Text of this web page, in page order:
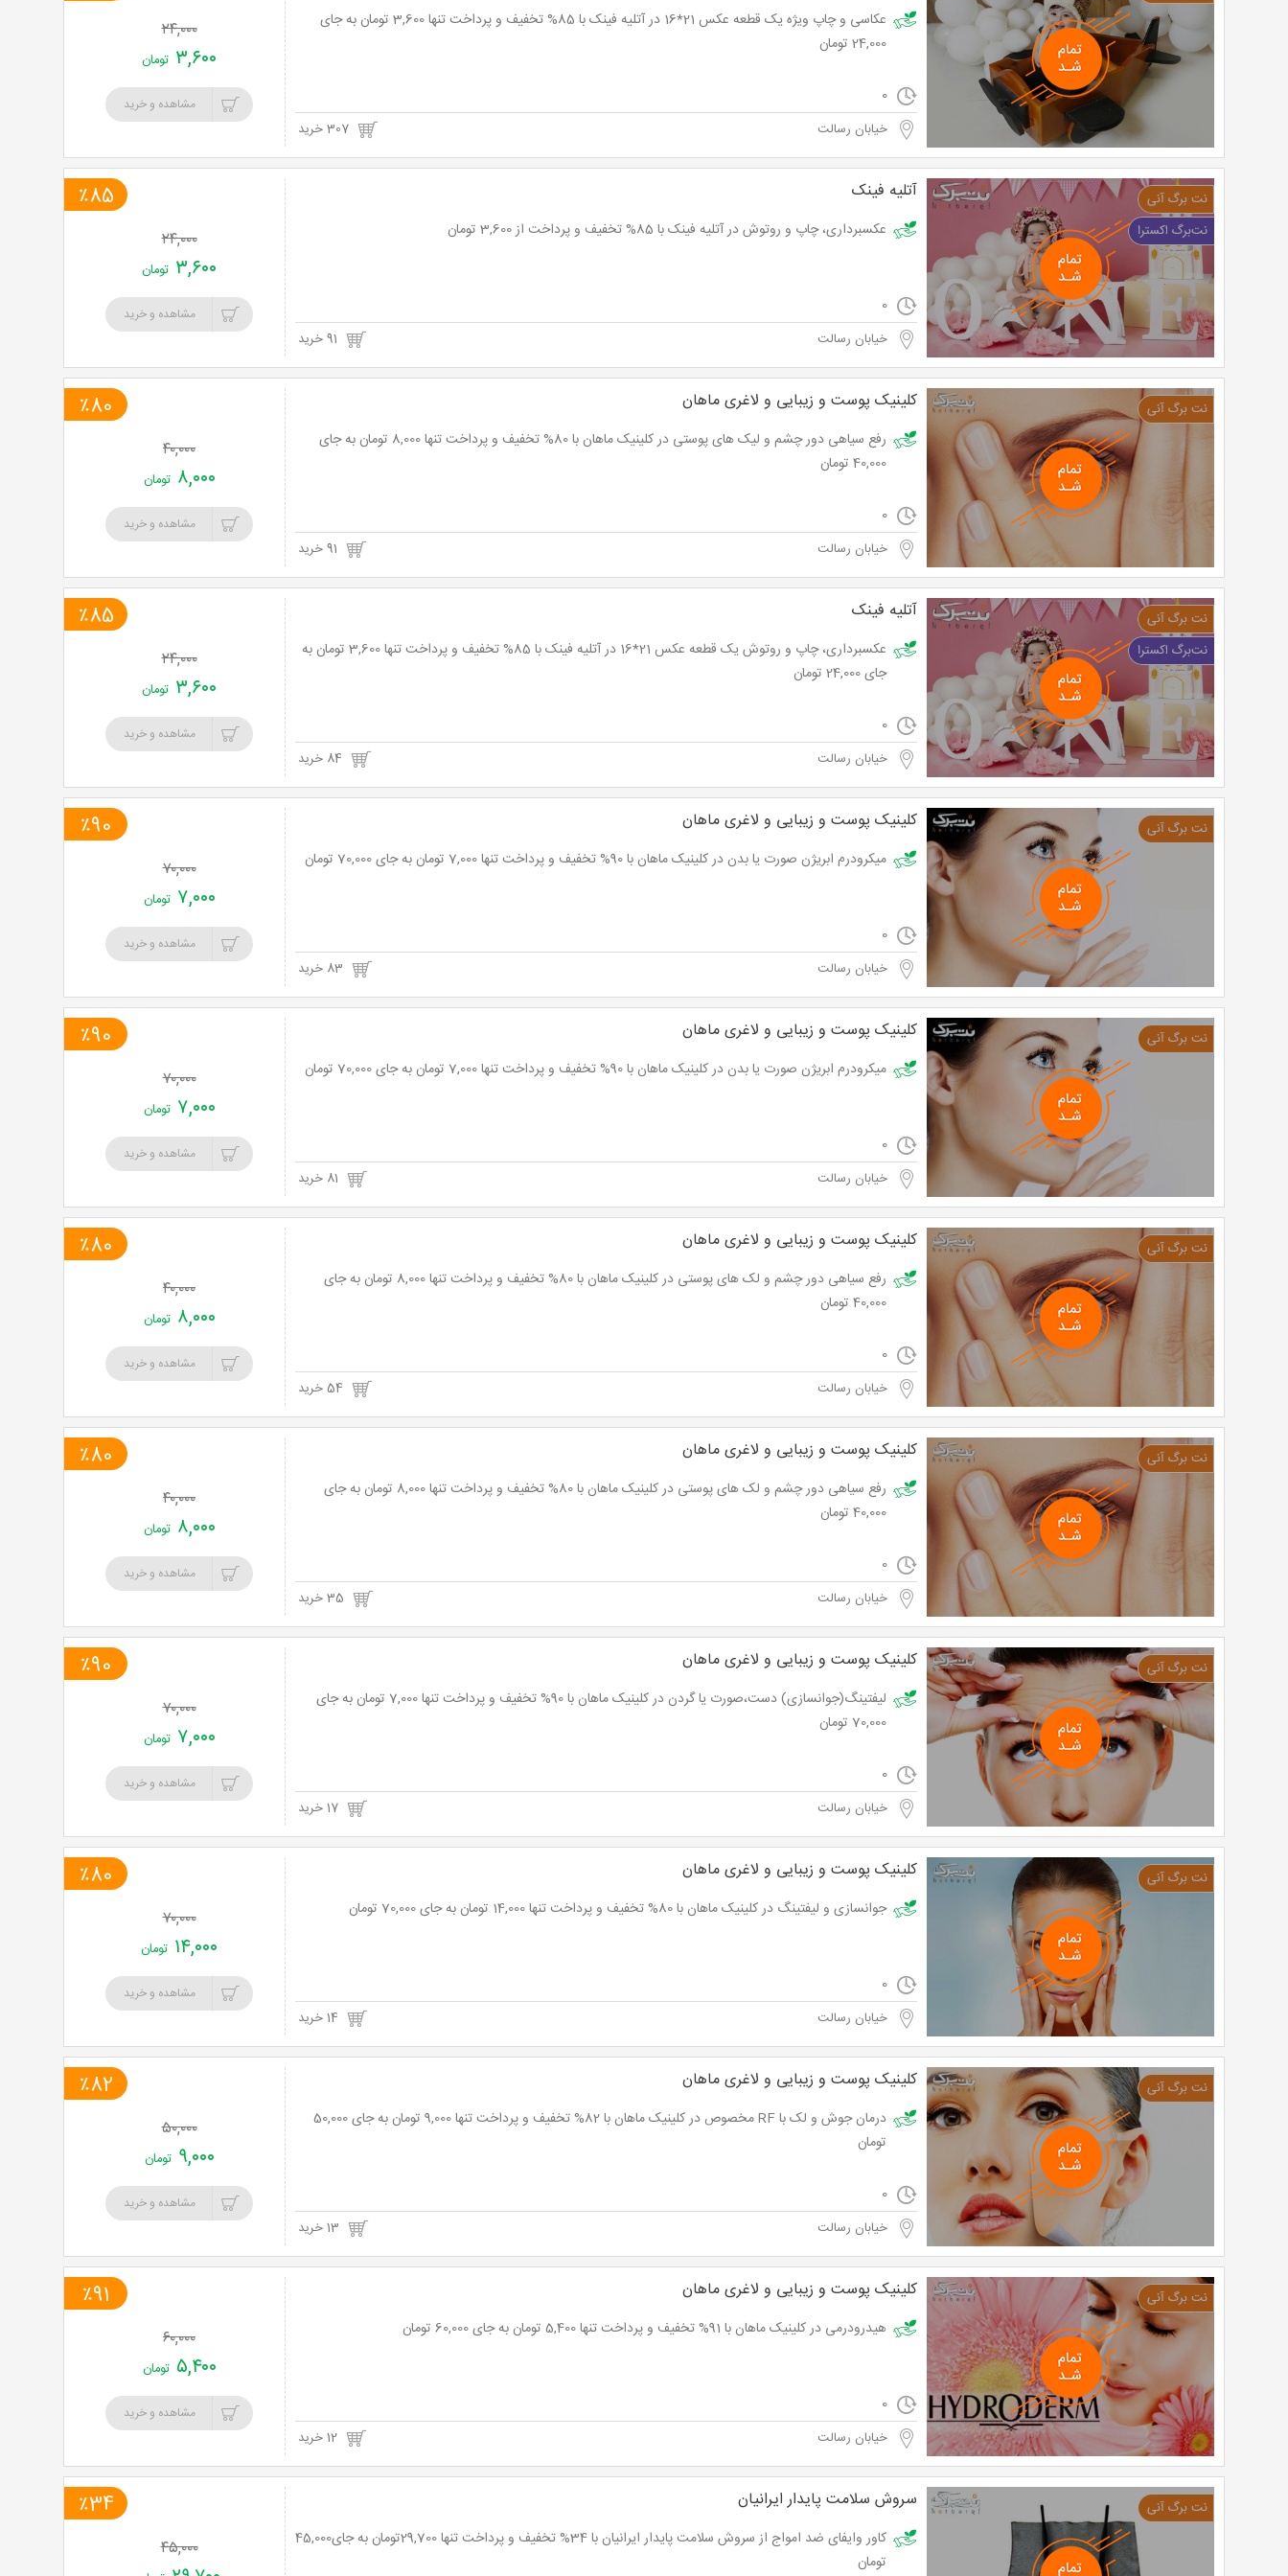
عکاسی و چاپ ویژه یک قطعه عکس 21*16 در آتلیه فینک با 85% تخفیف و پرداخت تنها 3,600 تومان به جای
24,000 تومان
0
خیابان رسالت 307 خرید
۲۴,۰۰۰
۳,۶۰۰ تومان
مشاهده و خرید
آتلیه فینک
عکسبرداری، چاپ و روتوش در آتلیه فینک با 85% تخفیف و پرداخت از 3,600 تومان
0
خیابان رسالت
٪85
۲۴,۰۰۰
۳,۶۰۰ تومان
مشاهده و خرید
کلینیک پوست و زیبایی و لاغری ماهان
رفع سیاهی دور چشم و لیک های پوستی در کلینیک ماهان با 80% تخفیف و پرداخت تنها 8,000 تومان به جای
40,000 تومان
0
خیابان رسالت
٪80
۴۰,۰۰۰
۸,۰۰۰ تومان
مشاهده و خرید
آتلیه فینک
عکسبرداری، چاپ و روتوش یک قطعه عکس 21*16 در آتلیه فینک با 85% تخفیف و پرداخت تنها 3,600 تومان به
جای 24,000 تومان
0
خیابان رسالت
٪85
۲۴,۰۰۰
۳,۶۰۰ تومان
مشاهده و خرید
کلینیک پوست و زیبایی و لاغری ماهان
میکرودرم ابریژن صورت یا بدن در کلینیک ماهان با 90% تخفیف و پرداخت تنها 7,000 تومان به جای 70,000 تومان
0
خیابان رسالت
٪90
۷۰,۰۰۰
۷,۰۰۰ تومان
مشاهده و خرید
کلینیک پوست و زیبایی و لاغری ماهان
میکرودرم ابریژن صورت یا بدن در کلینیک ماهان با 90% تخفیف و پرداخت تنها 7,000 تومان به جای 70,000 تومان
0
خیابان رسالت
٪90
۷۰,۰۰۰
۷,۰۰۰ تومان
مشاهده و خرید
کلینیک پوست و زیبایی و لاغری ماهان
رفع سیاهی دور چشم و لک های پوستی در کلینیک ماهان با 80% تخفیف و پرداخت تنها 8,000 تومان به جای
40,000 تومان
0
خیابان رسالت
٪80
۴۰,۰۰۰
۸,۰۰۰ تومان
مشاهده و خرید
کلینیک پوست و زیبایی و لاغری ماهان
رفع سیاهی دور چشم و لک های پوستی در کلینیک ماهان با 80% تخفیف و پرداخت تنها 8,000 تومان به جای
40,000 تومان
0
خیابان رسالت
٪80
۴۰,۰۰۰
۸,۰۰۰ تومان
مشاهده و خرید
کلینیک پوست و زیبایی و لاغری ماهان
لیفتینگ(جوانسازی) دست،صورت یا گردن در کلینیک ماهان با 90% تخفیف و پرداخت تنها 7,000 تومان به جای
70,000 تومان
0
خیابان رسالت 17 خرید
٪90
۷۰,۰۰۰
۷,۰۰۰ تومان
مشاهده و خرید
کلینیک پوست و زیبایی و لاغری ماهان
جوانسازی و لیفتینگ در کلینیک ماهان با 80% تخفیف و پرداخت تنها 14,000 تومان به جای 70,000 تومان
0
خیابان رسالت
٪80
۷۰,۰۰۰
۱۴,۰۰۰ تومان
مشاهده و خرید
کلینیک پوست و زیبایی و لاغری ماهان
درمان جوش و لک با RF مخصوص در کلینیک ماهان با 82% تخفیف و پرداخت تنها 9,000 تومان به جای 50,000
تومان
0
خیابان رسالت
٪82
۵۰,۰۰۰
۹,۰۰۰ تومان
مشاهده و خرید
کلینیک پوست و زیبایی و لاغری ماهان
هیدرودرمی در کلینیک ماهان با 91% تخفیف و پرداخت تنها 5,400 تومان به جای 60,000 تومان
0
خیابان رسالت 12 خرید
٪91
۶۰,۰۰۰
۵,۴۰۰ تومان
مشاهده و خرید
سروش سلامت پایدار ایرانیان
کاور وایفای ضد امواج از سروش سلامت پایدار ایرانیان با 34% تخفیف و پرداخت تنها 29,700تومان به جای45,000
تومان
٪34
۴۵,۰۰۰